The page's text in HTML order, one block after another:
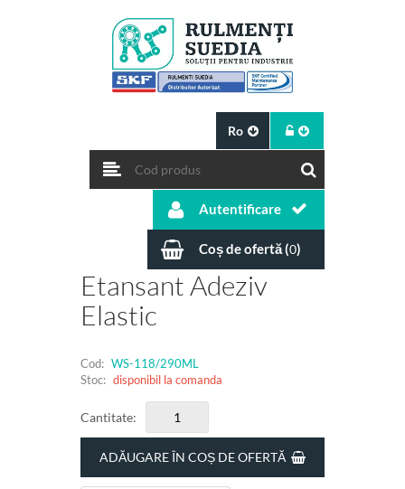
Ro
Autentificare
Coș de ofertă (0)
Etansant Adeziv
Elastic
Cod: WS-118/290ML
Stoc: disponibil la comanda
Cantitate: